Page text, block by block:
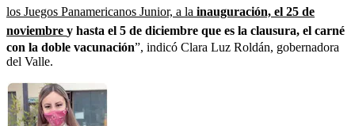
los Juegos Panamericanos Junior, a la inauguración, el 25 de
noviembre y hasta el 5 de diciembre que es la clausura, el carné
con la doble vacunación”, indicó Clara Luz Roldán, gobernadora
del Valle.